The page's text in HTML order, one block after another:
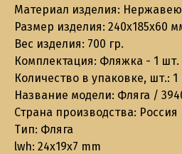
Материал изделия:
Размер изделия: 240х185х60
Вес изделия: 700 гр.
Комплектация: Фляжка - 1 шт.
Количество в упаковке, шт.: 1
Название модели: Фляга /
Страна производства: Россия
Тип: Фляга
lwh: 24x19x7 mm